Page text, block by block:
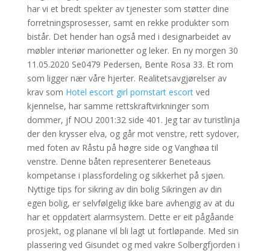
har vi et bredt spekter av tjenester som støtter dine
forretningsprosesser, samt en rekke produkter som
bistår. Det hender han også med i designarbeidet av
møbler interiør marionetter og leker. En ny morgen 30
11.05.2020 Se0479 Pedersen, Bente Rosa 33. Et rom
som ligger nær våre hjerter. Realitetsavgjørelser av
krav som Hotel escort girl pornstart escortved
kjennelse, har samme rettskraftvirkninger som
dommer, jf NOU 2001:32 side 401. Jeg tar av turistlinja
der den krysser elva, og går mot venstre, rett sydover,
med foten av Råstu på høgre side og Vanghøa til
venstre. Denne båten representerer Beneteaus
kompetanse i plassfordeling og sikkerhet på sjøen.
Nyttige tips for sikring av din bolig Sikringen av din
egen bolig, er selvfølgelig ikke bare avhengig av at du
har et oppdatert alarmsystem. Dette er eit pågåande
prosjekt, og planane vil bli lagt ut fortløpande. Med sin
plassering ved Gisundet og med vakre Solbergfjorden i